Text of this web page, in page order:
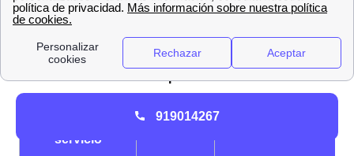
A continuación, estos son los servicios adicionales
disponibles para contratar:
servicio
919014267